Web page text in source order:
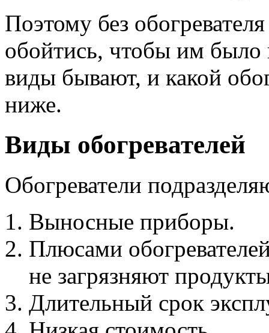
Поэтому без
обойтись, чтобы им было
виды бывают, и какой
ниже.
Виды обогревателей
Обогреватели
Выносные приборы.
Плюсами
не загрязняют
Длительный срок